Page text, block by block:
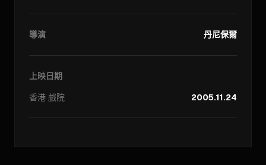
導演 丹尼保爾
上映日期
香港 戲院 2005.11.24